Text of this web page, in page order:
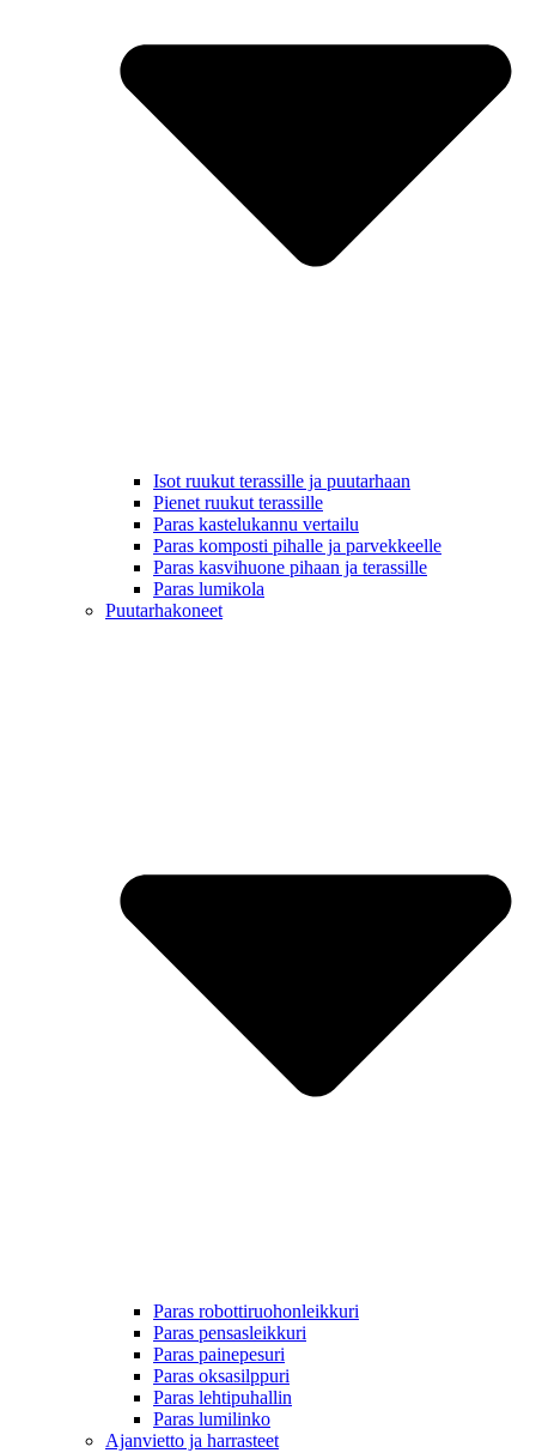
Isot ruukut terassille ja puutarhaan
Pienet ruukut terassille
Paras kastelukannu vertailu
Paras komposti pihalle ja parvekkeelle
Paras kasvihuone pihaan ja terassille
Paras lumikola
Puutarhakoneet
Paras robottiruohonleikkuri
Paras pensasleikkuri
Paras painepesuri
Paras oksasilppuri
Paras lehtipuhallin
Paras lumilinko
Ajanvietto ja harrasteet